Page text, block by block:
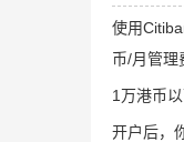
使用
币/月管理
1万港币
开户后，